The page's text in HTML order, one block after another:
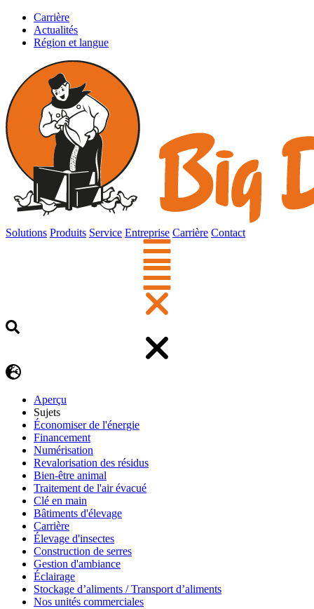
Carrière
Actualités
Région et langue
Solutions Produits Service Entreprise Carrière Contact
Aperçu
Sujets
Économiser de l'énergie
Financement
Numérisation
Revalorisation des résidus
Bien-être animal
Traitement de l'air évacué
Clé en main
Bâtiments d'élevage
Carrière
Élevage d'insectes
Construction de serres
Gestion d'ambiance
Éclairage
Stockage d’aliments / Transport d’aliments
Nos unités commerciales